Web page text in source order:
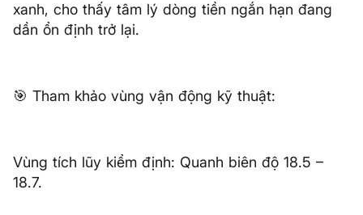
xanh, cho thấy tâm lý dòng tiền ngắn hạn đang
dần ổn định trở lại.
🎯 Tham khảo vùng vận động kỹ thuật:
Vùng tích lũy kiểm định: Quanh biên độ 18.5 –
18.7.